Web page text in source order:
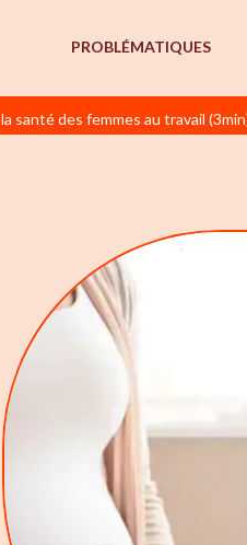
PROBLÉMATIQUES
santé des femmes au travail